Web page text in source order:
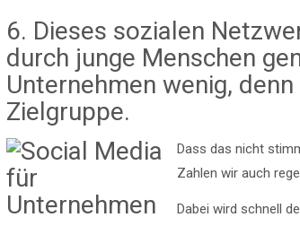
6. Dieses sozialen
durch junge Menschen
Unternehmen wenig,
Zielgruppe.
Dass das nicht
Zahlen wir auch
Dabei wird schnell